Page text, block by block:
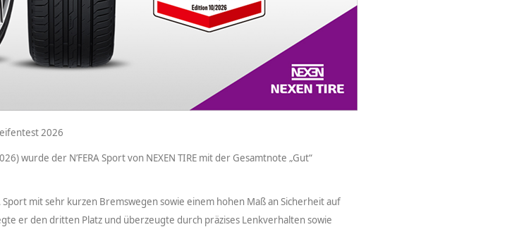
2026
wurde der N’FERA Sport von NEXEN TIRE mit der Gesamtnote „Gut“
mit sehr kurzen Bremswegen sowie einem hohen Maß an Sicherheit auf
er den dritten Platz und überzeugte durch präzises Lenkverhalten sowie